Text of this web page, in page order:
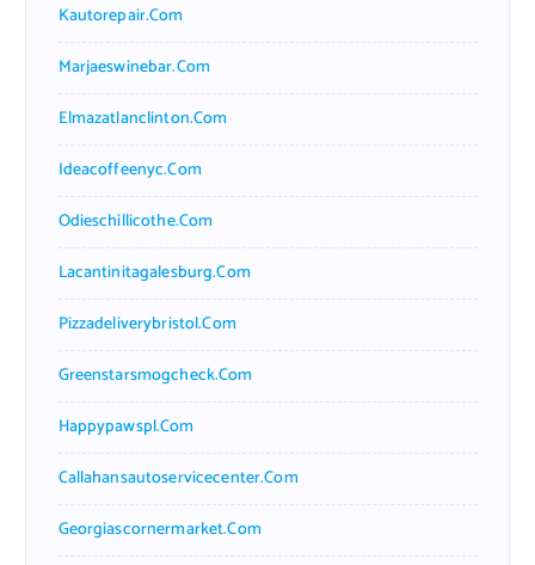
Kautorepair.com
Marjaeswinebar.com
Elmazatlanclinton.com
Ideacoffeenyc.com
Odieschillicothe.com
Lacantinitagalesburg.com
Pizzadeliverybristol.com
Greenstarsmogcheck.com
Happypawspl.com
Callahansautoservicecenter.com
Georgiascornermarket.com